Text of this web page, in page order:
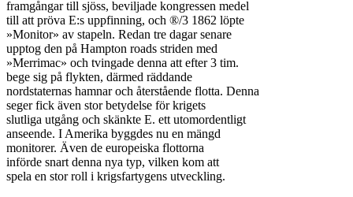
framgångar till sjöss, beviljade kongressen medel
till att pröva E:s uppfinning, och ®/3 1862 löpte
»Monitor» av stapeln. Redan tre dagar senare
upptog den på Hampton roads striden med
»Merrimac» och tvingade denna att efter 3 tim.
bege sig på flykten, därmed räddande
nordstaternas hamnar och återstående flotta. Denna
seger fick även stor betydelse för krigets
slutliga utgång och skänkte E. ett utomordentligt
anseende. I Amerika byggdes nu en mängd
monitorer. Även de europeiska flottorna
införde snart denna nya typ, vilken kom att
spela en stor roll i krigsfartygens utveckling.